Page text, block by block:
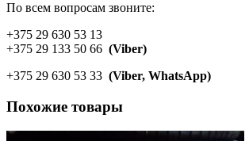
По всем вопросам звоните:
+375 29 630 53 13
+375 29 133 50 66 (Viber)
+375 29 630 53 33 (Viber, WhatsApp)
Похожие товары